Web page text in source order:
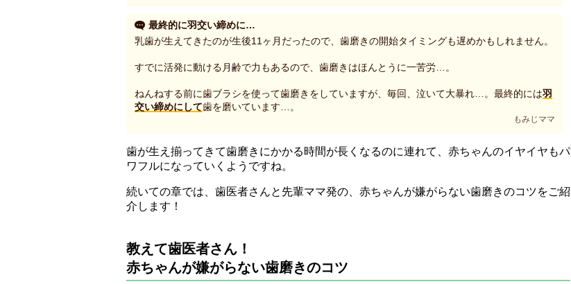
最終的に羽交い締めに…
乳歯が生えてきたのが生後11ヶ月だったので、歯磨きの開始タイミングも遅めかもしれません。
すでに活発に動ける月齢で力もあるので、歯磨きはほんとうに一苦労…。
ねんねする前に歯ブラシを使って歯磨きをしていますが、毎回、泣いて大暴れ…。最終的には羽
交い締めにして歯を磨いています…。
もみじママ
歯が生え揃ってきて歯磨きにかかる時間が長くなるのに連れて、赤ちゃんのイヤイヤもパ
ワフルになっていくようですね。
続いての章では、歯医者さんと先輩ママ発の、赤ちゃんが嫌がらない歯磨きのコツをご紹
介します！
教えて歯医者さん！
赤ちゃんが嫌がらない歯磨きのコツ